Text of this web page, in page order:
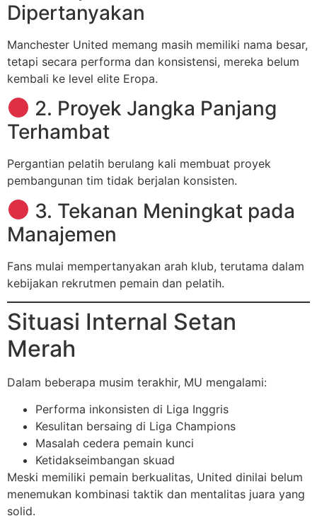
Dipertanyakan
Manchester United memang masih memiliki nama besar,
tetapi secara performa dan konsistensi, mereka belum
kembali ke level elite Eropa.
2. Proyek Jangka Panjang
Terhambat
Pergantian pelatih berulang kali membuat proyek
pembangunan tim tidak berjalan konsisten.
3. Tekanan Meningkat pada
Manajemen
Fans mulai mempertanyakan arah klub, terutama dalam
kebijakan rekrutmen pemain dan pelatih.
Situasi Internal Setan
Merah
Dalam beberapa musim terakhir, MU mengalami:
Performa inkonsisten di Liga Inggris
Kesulitan bersaing di Liga Champions
Masalah cedera pemain kunci
Ketidakseimbangan skuad
Meski memiliki pemain berkualitas, United dinilai belum
menemukan kombinasi taktik dan mentalitas juara yang
solid.